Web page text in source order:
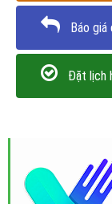
Báo giá
Đặt lịch